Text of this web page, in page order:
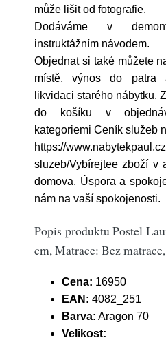
může lišit od fotografie.
Dodáváme v
instruktážním návodem.
Objednat si také můžete
místě, výnos do patra
likvidaci starého nábytku.
do košíku v
kategoriemi Ceník služeb
https://
sluzeb/Vybírejtee zboží v
domova. Úspora a
nám na vaší spokojenosti.
Popis produktu Postel
cm, Matrace: Bez
Cena: 16950
EAN: 4082_251
Barva: Aragon 70
Velikost: